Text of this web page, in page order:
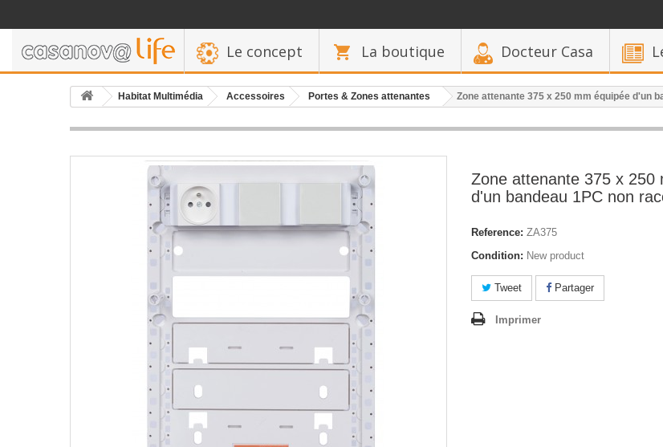
Le concept La boutique Docteur Casa
Habitat Multimédia Accessoires Portes & Zones attenantes Zone attenante 375 x 250 mm équipée d'un
Zone attenante 375 x 250
d'un bandeau 1PC non
Reference: ZA375
Condition: New product
Tweet Partager
Imprimer